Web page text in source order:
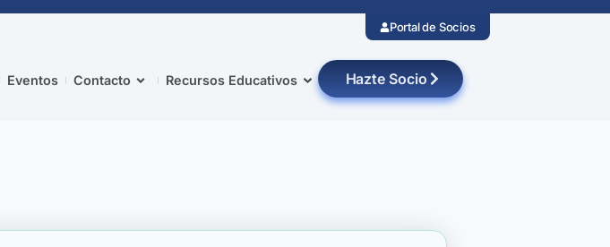
Portal de Socios
Eventos Contacto Recursos Educativos Hazte Socio